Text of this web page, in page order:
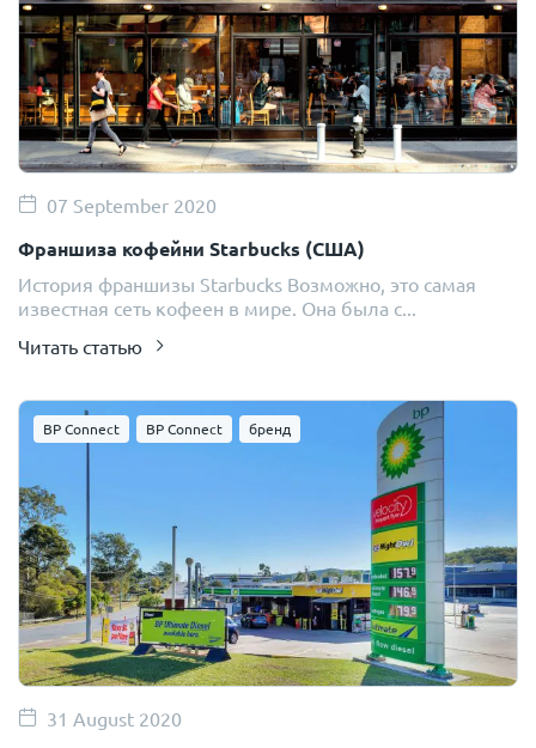
07 September 2020
Франшиза кофейни Starbucks (США)
История франшизы Starbucks Возможно, это самая
известная сеть кофеен в мире. Она была с...
Читать статью
BP Connect BP Connect бренд
31 August 2020